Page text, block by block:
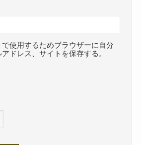
使用するためブラウザーに自分
ドレス、サイトを保存する。